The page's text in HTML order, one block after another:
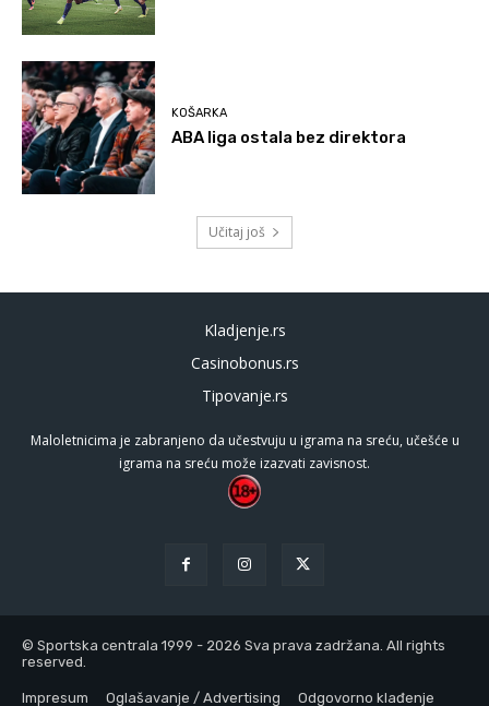
KOŠARKA
ABA liga ostala bez direktora
Učitaj još
Kladjenje.rs
Casinobonus.rs
Tipovanje.rs
Maloletnicima je zabranjeno da učestvuju u igrama na sreću, učešće u
igrama na sreću može izazvati zavisnost.
© Sportska centrala 1999 - 2026 Sva prava zadržana. All rights
reserved.
Impresum Oglašavanje / Advertising Odgovorno klađenje